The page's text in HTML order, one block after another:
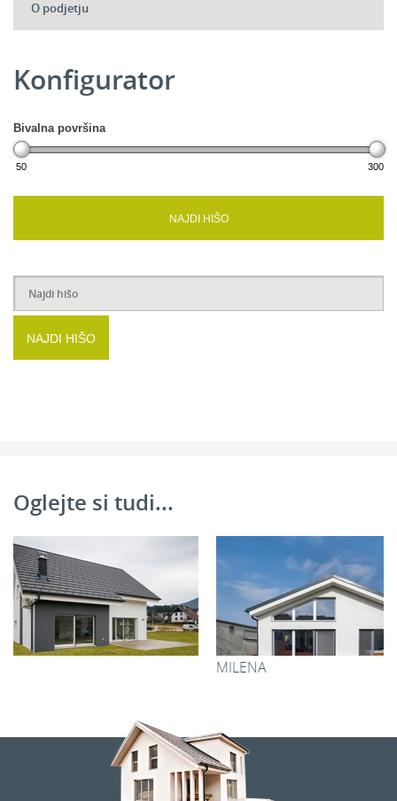
O podjetju
Konfigurator
Bivalna površina
50 300
NAJDI HIŠO
NAJDI HIŠO
Oglejte si tudi...